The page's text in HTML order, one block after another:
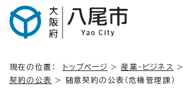
現在の位置： トップページ > 産業・ビジネス >
契約の公表
> 随意契約の公表（危機管理課）